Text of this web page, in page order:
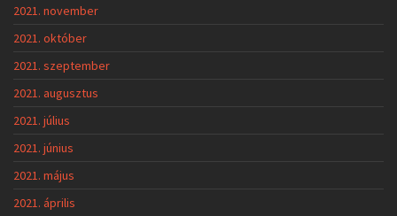
2021. november
2021. október
2021. szeptember
2021. augusztus
2021. július
2021. június
2021. május
2021. április